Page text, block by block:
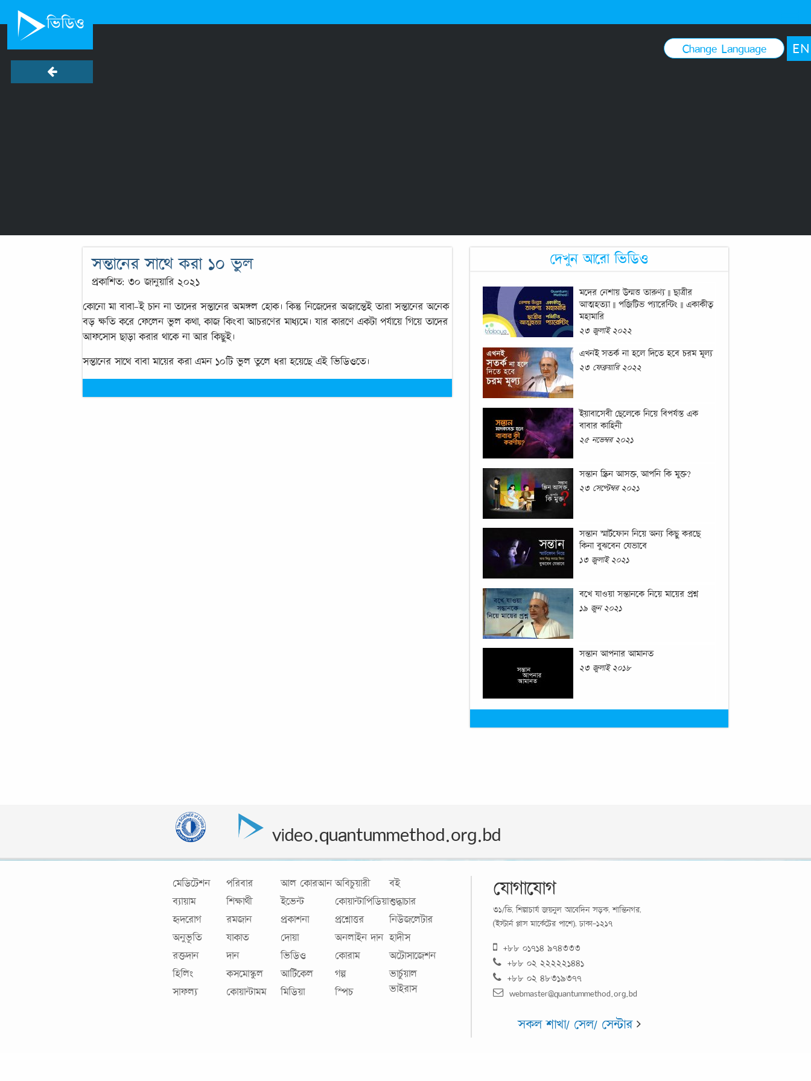
ভিডিও
Change Language EN
সন্তানের সাথে করা ১০ ভুল
প্রকাশিত: ৩০ জানুয়ারি ২০২১
কোনো মা বাবা-ই চান না তাদের সন্তানের অমঙ্গল হোক। কিন্তু নিজেদের অজান্তেই তারা সন্তানের অনেক
বড় ক্ষতি করে ফেলেন ভুল কথা, কাজ কিংবা আচরণের মাধ্যমে। যার কারণে একটা পর্যায়ে গিয়ে তাদের
আফসোস ছাড়া করার থাকে না আর কিছুই।
সন্তানের সাথে বাবা মায়ের করা এমন ১০টি ভুল তুলে ধরা হয়েছে এই ভিডিওতে।
দেখুন আরো ভিডিও
মদের নেশায় উন্মত্ত তারুণ্য || ছাত্রীর
আত্মহত্যা || পজিটিভ প্যারেন্টিং || একাকীত্ব
মহামারি
২৩ জুলাই ২০২২
এখনই সতর্ক না হলে দিতে হবে চরম মূল্য
২৩ ফেব্রুয়ারি ২০২২
ইয়াবাসেবী ছেলেকে নিয়ে বিপর্যস্ত এক
বাবার কাহিনী
২৫ নভেম্বর ২০২১
সন্তান স্ক্রিন আসক্ত, আপনি কি মুক্ত?
২৩ সেপ্টেম্বর ২০২১
সন্তান স্মার্টফোন নিয়ে অন্য কিছু করছে
কিনা বুঝবেন যেভাবে
১৩ জুলাই ২০২১
বখে যাওয়া সন্তানকে নিয়ে মায়ের প্রশ্ন
১৯ জুন ২০২১
সন্তান আপনার আমানত
২৩ জুলাই ২০১৮
video.quantummethod.org.bd
মেডিটেশন
ব্যায়াম
হৃদরোগ
অনুভূতি
রক্তদান
হিলিং
সাফল্য
পরিবার
শিক্ষার্থী
রমজান
যাকাত
দান
কসমোস্কুল
কোয়ান্টামম
আল কোরআন
ইভেন্ট
প্রকাশনা
দোয়া
ভিডিও
আর্টিকেল
মিডিয়া
অবিচুয়ারী
কোয়ান্টাপিডিয়া
প্রশ্নোত্তর
অনলাইন দান
কোরাম
গল্প
স্পিচ
বই
শুদ্ধাচার
নিউজলেটার
হাদীস
অটোসাজেশন
ভার্চুয়াল
ভাইরাস
যোগাযোগ
৩১/ভি, শিল্পাচার্য জয়নুল আবেদিন সড়ক, শান্তিনগর,
(ইস্টার্ন প্লাস মার্কেটের পাশে), ঢাকা-১২১৭
+৮৮ ০১৭১৪ ৯৭৪৩৩৩
+৮৮ ০২ ২২২২২১৪৪১
+৮৮ ০২ ৪৮৩১৯৩৭৭
webmaster@quantummethod.org.bd
সকল শাখা/ সেল/ সেন্টার